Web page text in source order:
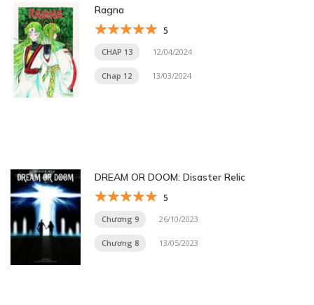
Ragna
5
CHAP 13 12/04/2024
Chap 12 13/03/2024
DREAM OR DOOM: Disaster Relic
5
Chương 9 26/10/2023
Chương 8 13/05/2023